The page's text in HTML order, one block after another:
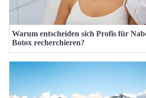
Warum entscheiden sich Profis für
Botox recherchieren?